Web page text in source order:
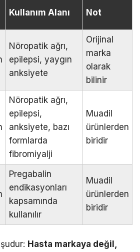
Kullanım Alanı Not
Nöropatik ağrı,
epilepsi, yaygın
anksiyete
Orijinal
marka
olarak
bilinir
Nöropatik ağrı,
epilepsi,
anksiyete, bazı
formlarda
fibromiyalji
Muadil
ürünlerden
biridir
Pregabalin
endikasyonları
kapsamında
kullanılır
Muadil
ürünlerden
biridir
Hasta markaya değil,